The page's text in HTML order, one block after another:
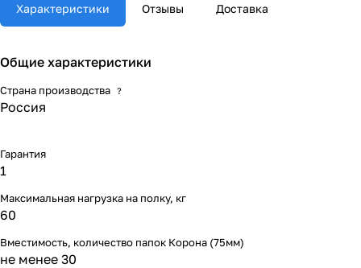
Характеристики Отзывы Доставка
Общие характеристики
Страна производства ?
Россия
Гарантия
1
Максимальная нагрузка на полку, кг
60
Вместимость, количество папок Корона (75мм)
не менее 30